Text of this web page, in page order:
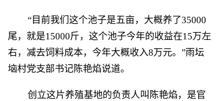
“目前我们这个池子是五亩，大概养了35000
尾，就是15000斤，这个池子今年的收益在15万左
右，减去饲料成本，今年大概收入8万元。”雨坛
垴村党支部书记陈艳焰说道。
创立这片养殖基地的负责人叫陈艳焰，是官